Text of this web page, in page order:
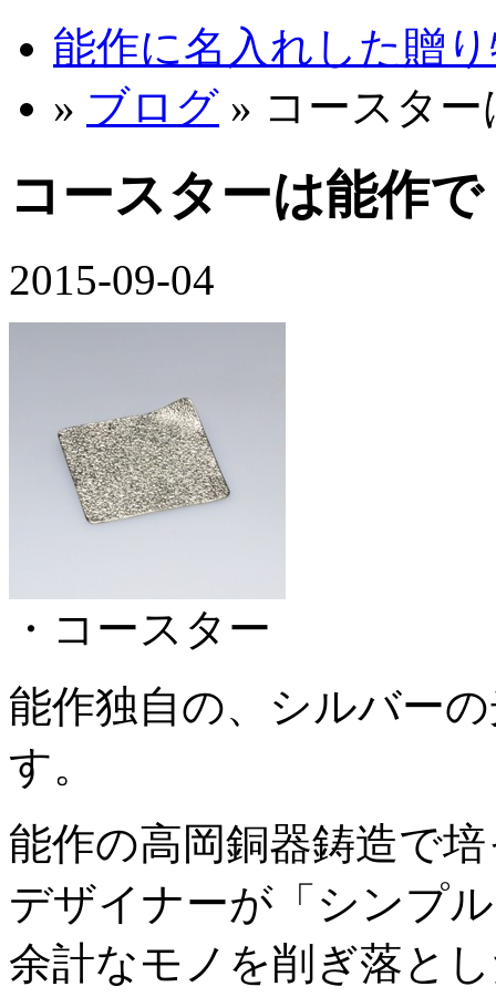
能作に名入れした贈
» ブログ » コースタ
コースターは能作
2015-09-04
・コースター
能作独自の、シルバー
す。
能作の高岡銅器鋳造で
デザイナーが「シンプ
余計なモノを削ぎ落と